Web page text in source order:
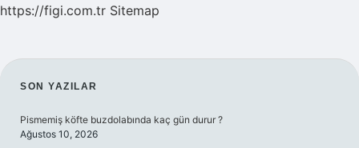
https://figi.com.tr Sitemap
SIDEBAR
SON YAZILAR
Pismemiş köfte buzdolabında kaç gün durur ?
Ağustos 10, 2026